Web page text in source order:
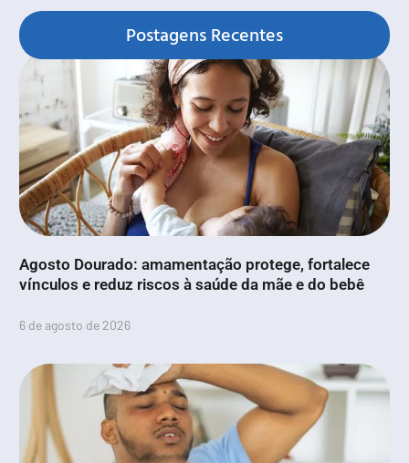
Postagens Recentes
Agosto Dourado: amamentação protege, fortalece
vínculos e reduz riscos à saúde da mãe e do bebê
6 de agosto de 2026